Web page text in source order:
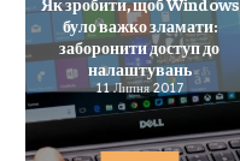
було важко зламати:
заборонити доступ до
налаштувань
11 Липня 2017